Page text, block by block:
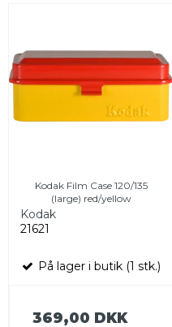
Kodak Film Case 120/135
(large) red/yellow
Kodak
21621
På lager i butik (1 stk.)
369,00 DKK